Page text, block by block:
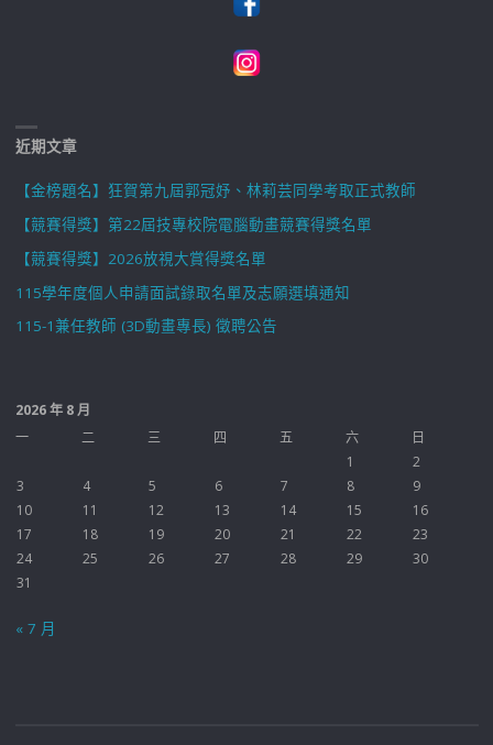
近期文章
【金榜題名】狂賀第九屆郭冠妤、林莉芸同學考取正式教師
【競賽得獎】第22屆技專校院電腦動畫競賽得獎名單
【競賽得獎】2026放視大賞得獎名單
115學年度個人申請面試錄取名單及志願選填通知
115-1兼任教師 (3D動畫專長) 徵聘公告
2026 年 8 月
一
二 三 四 五 六
日
1
2
3
4 5 6 7 8
9
10
11 12 13 14 15
16
17
18 19 20 21 22
23
24
25 26 27 28 29
30
31
« 7 月